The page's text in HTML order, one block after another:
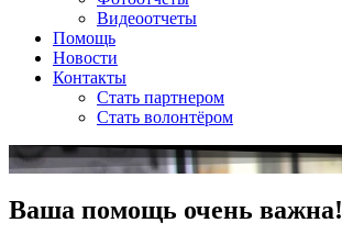
Видеоотчеты
Помощь
Новости
Контакты
Стать партнером
Стать волонтёром
Ваша помощь очень важна!